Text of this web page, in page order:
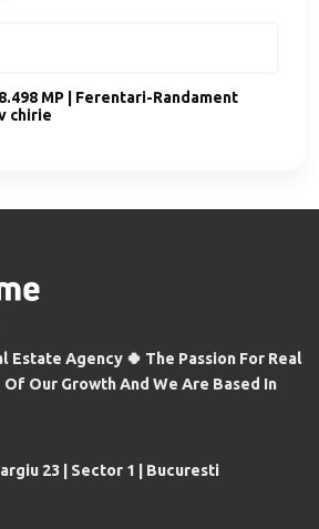
MP | Ferentari-Randament
chirie
Estate Agency 🍀 The Passion For Real
Our Growth And We Are Based In
23 | Sector 1 | Bucuresti